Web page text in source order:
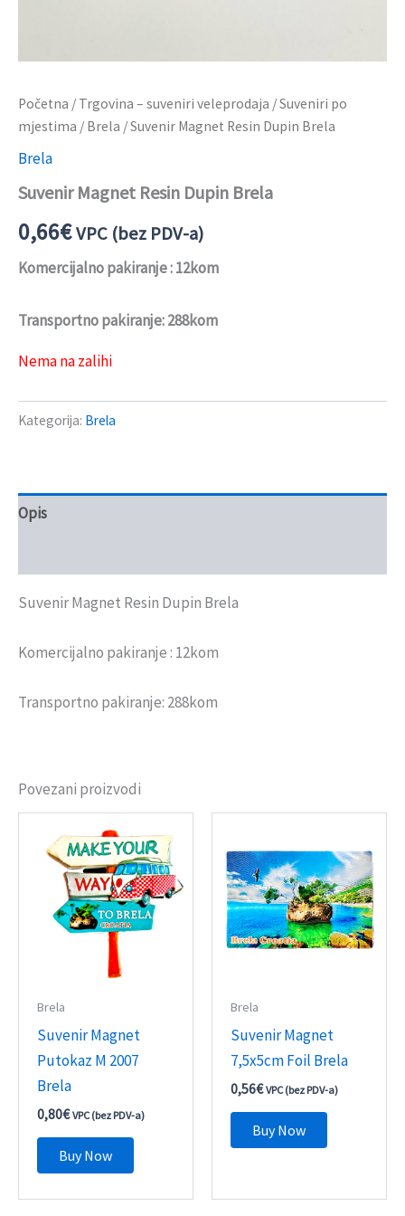
Početna / Trgovina – suveniri veleprodaja /Suveniri po
mjestima / Brela / Suvenir Magnet Resin Dupin Brela
Brela
Suvenir Magnet Resin Dupin Brela
0,66€VPC (bez PDV-a)
Komercijalno pakiranje : 12kom
Transportno pakiranje: 288kom
Nema na zalihi
Kategorija: Brela
Opis
Suvenir Magnet Resin Dupin Brela
Komercijalno pakiranje : 12kom
Transportno pakiranje: 288kom
Povezani proizvodi
Brela
Suvenir Magnet
Putokaz M 2007
Brela
0,80€ VPC (bez PDV-a)
Buy Now
Brela
Suvenir Magnet
7,5x5cm Foil Brela
0,56€ VPC (bez PDV-a)
Buy Now